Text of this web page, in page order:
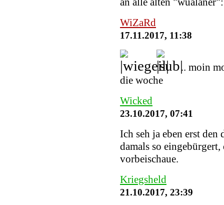
WiZaRd
17.11.2017, 11:38
.. moin
die woche
Wicked
23.10.2017, 07:41
Ich seh ja eben erst den
damals so
vorbeischaue.
Kriegsheld
21.10.2017, 23:39